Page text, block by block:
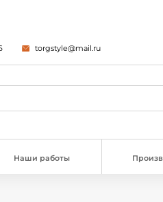
torgstyle@mail.ru
Наши работы